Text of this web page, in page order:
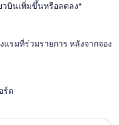
วบินเพิ่มขึ้นหรือลดลง*
รมที่ร่วมรายการ หลังจากจอง
ร์ด